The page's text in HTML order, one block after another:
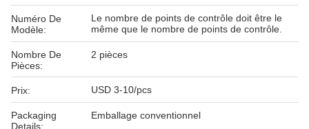
Numéro De
Modèle:
Le nombre de points de contrôle doit être le
même que le nombre de points de contrôle.
Nombre De
Pièces:
2 pièces
Prix: USD 3-10/pcs
Packaging
Details:
Emballage conventionnel